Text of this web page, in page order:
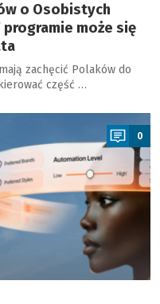
o Osobistych
może się
zachęcić Polaków do
część …
0